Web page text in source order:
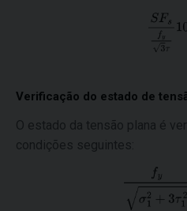
Verificação do estado de
O estado da tensão plana é
condições seguintes: